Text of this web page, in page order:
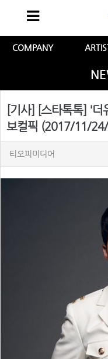
COMPANY
[기사] [스타톡톡] '
보컬픽 (2017/11/
티오피미디어